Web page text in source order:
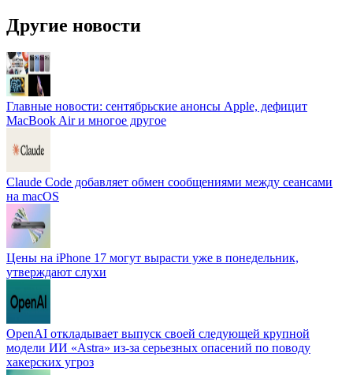
Другие новости
Главные новости: сентябрьские анонсы Apple, дефицит
MacBook Air и многое другое
Claude Code добавляет обмен сообщениями между сеансами
на macOS
Цены на iPhone 17 могут вырасти уже в понедельник,
утверждают слухи
OpenAI откладывает выпуск своей следующей крупной
модели ИИ «Astra» из-за серьезных опасений по поводу
хакерских угроз